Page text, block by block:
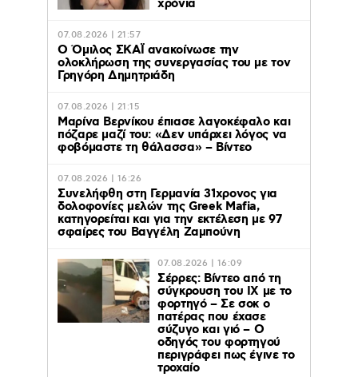
χρόνια
07.08.2026 | 21:57
Ο Όμιλος ΣΚΑΪ ανακοίνωσε την
ολοκλήρωση της συνεργασίας του με τον
Γρηγόρη Δημητριάδη
07.08.2026 | 21:15
Μαρίνα Βερνίκου έπιασε λαγοκέφαλο και
πόζαρε μαζί του: «Δεν υπάρχει λόγος να
φοβόμαστε τη θάλασσα» – Βίντεο
07.08.2026 | 16:26
Συνελήφθη στη Γερμανία 31χρονος για
δολοφονίες μελών της Greek Mafia,
κατηγορείται και για την εκτέλεση με 97
σφαίρες του Βαγγέλη Ζαμπούνη
07.08.2026 | 16:09
Σέρρες: Βίντεο από τη
σύγκρουση του ΙΧ με το
φορτηγό – Σε σοκ ο
πατέρας που έχασε
σύζυγο και γιό – Ο
οδηγός του φορτηγού
περιγράφει πως έγινε το
τροχαίο